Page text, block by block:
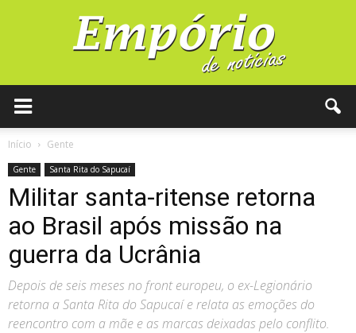
Início Gente
Gente Santa Rita do Sapucaí
Militar santa-ritense retorna
ao Brasil após missão na
guerra da Ucrânia
Depois de seis meses no front europeu, o ex-Legionário
retorna a Santa Rita do Sapucaí e relata as emoções do
reencontro com a mãe e as marcas deixadas pelo conflito.